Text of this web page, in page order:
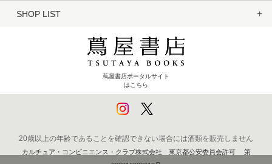
SHOP LIST
蔦屋書店ポータルサイト
はこちら
20歳以上の年齢であることを確認できない場合には酒類を販売しません
カルチュア・コンビニエンス・クラブ株式会社 東京都公安委員会許可 第